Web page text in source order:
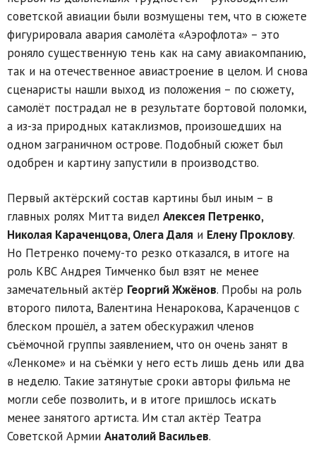
советской авиации были возмущены тем, что в сюжете
фигурировала авария самолёта «Аэрофлота» – это
роняло существенную тень как на саму авиакомпанию,
так и на отечественное авиастроение в целом. И снова
сценаристы нашли выход из положения – по сюжету,
самолёт пострадал не в результате бортовой поломки,
а из-за природных катаклизмов, произошедших на
одном заграничном острове. Подобный сюжет был
одобрен и картину запустили в производство.
Первый актёрский состав картины был иным – в
главных ролях Митта видел Алексея Петренко,
Николая Караченцова, Олега Даля и Елену Проклову.
Но Петренко почему-то резко отказался, в итоге на
роль КВС Андрея Тимченко был взят не менее
замечательный актёр Георгий Жжёнов. Пробы на роль
второго пилота, Валентина Ненарокова, Караченцов с
блеском прошёл, а затем обескуражил членов
съёмочной группы заявлением, что он очень занят в
«Ленкоме» и на съёмки у него есть лишь день или два
в неделю. Такие затянутые сроки авторы фильма не
могли себе позволить, и в итоге пришлось искать
менее занятого артиста. Им стал актёр Театра
Советской Армии Анатолий Васильев.